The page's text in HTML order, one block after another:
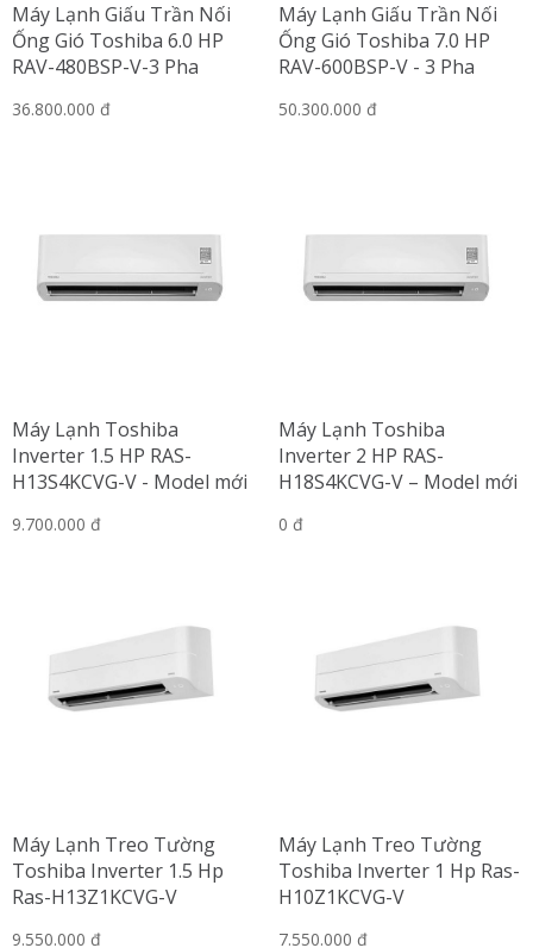
Máy Lạnh Giấu Trần Nối
Ống Gió Toshiba 6.0 HP
RAV-480BSP-V-3 Pha
36.800.000 đ
Máy Lạnh Giấu Trần Nối
Ống Gió Toshiba 7.0 HP
RAV-600BSP-V - 3 Pha
50.300.000 đ
Máy Lạnh Toshiba
Inverter 1.5 HP RAS-
H13S4KCVG-V - Model mới
9.700.000 đ
Máy Lạnh Toshiba
Inverter 2 HP RAS-
H18S4KCVG-V – Model mới
0 đ
Máy Lạnh Treo Tường
Toshiba Inverter 1.5 Hp
Ras-H13Z1KCVG-V
9.550.000 đ
Máy Lạnh Treo Tường
Toshiba Inverter 1 Hp Ras-
H10Z1KCVG-V
7.550.000 đ